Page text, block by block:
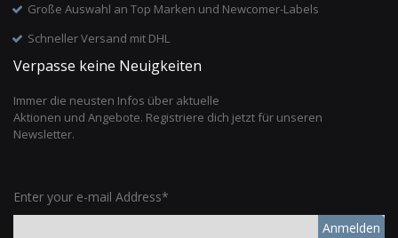
Große Auswahl an Top Marken und Newcomer-Labels
Schneller Versand mit DHL
Verpasse keine Neuigkeiten
Immer die neusten Infos über aktuelle
Aktionen und Angebote. Registriere dich jetzt für unseren
Newsletter.
Enter your e-mail Address*
Anmelden